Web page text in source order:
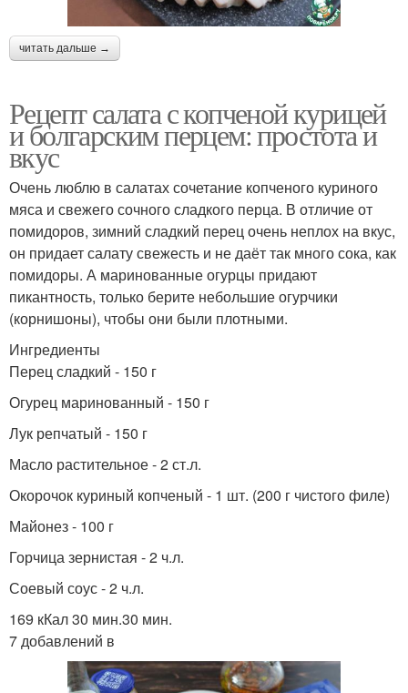
читать дальше →
Рецепт салата с копченой курицей
и болгарским перцем: простота и
вкус
Очень люблю в салатах сочетание копченого куриного
мяса и свежего сочного сладкого перца. В отличие от
помидоров, зимний сладкий перец очень неплох на вкус,
он придает салату свежесть и не даёт так много сока, как
помидоры. А маринованные огурцы придают
пикантность, только берите небольшие огурчики
(корнишоны), чтобы они были плотными.
Ингредиенты
Перец сладкий - 150 г
Огурец маринованный - 150 г
Лук репчатый - 150 г
Масло растительное - 2 ст.л.
Окорочок куриный копченый - 1 шт. (200 г чистого филе)
Майонез - 100 г
Горчица зернистая - 2 ч.л.
Соевый соус - 2 ч.л.
169 кКал 30 мин.30 мин.
7 добавлений в